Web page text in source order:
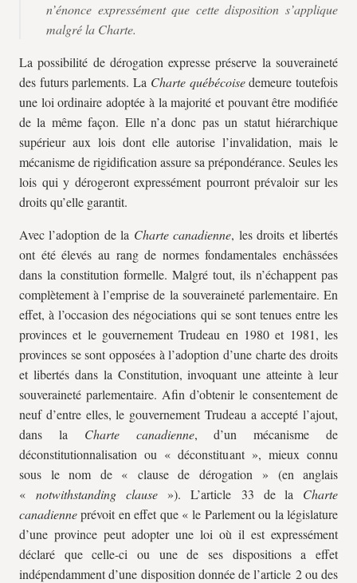
n’énonce expressément que cette disposition s’applique
malgré la Charte.
La possibilité de dérogation expresse préserve la souveraineté
des futurs parlements. La Charte québécoisedemeure toutefois
une loi ordinaire adoptée à la majorité et pouvant être modifiée
de la même façon. Elle n’a donc pas un statut hiérarchique
supérieur aux lois dont elle autorise l’invalidation, mais le
mécanisme de rigidification assure sa prépondérance. Seules les
lois qui y dérogeront expressément pourront prévaloir sur les
droits qu’elle garantit.
Avec l’adoption de la Charte canadienne, les droits et libertés
ont été élevés au rang de normes fondamentales enchâssées
dans la constitution formelle. Malgré tout, ils n’échappent pas
complètement à l’emprise de la souveraineté parlementaire. En
effet, à l’occasion des négociations qui se sont tenues entre les
provinces et le gouvernement Trudeau en 1980 et 1981, les
provinces se sont opposées à l’adoption d’une charte des droits
et libertés dans la Constitution, invoquant une atteinte à leur
souveraineté parlementaire. Afin d’obtenir le consentement de
neuf d’entre elles, le gouvernement Trudeau a accepté l’ajout,
dans la Charte canadienne, d’un mécanisme de
déconstitutionnalisation ou « déconstituant », mieux connu
sous le nom de « clause de dérogation » (en anglais
« notwithstanding clause»). L’article 33 de la Charte
canadienneprévoit en effet que « le Parlement ou la législature
d’une province peut adopter une loi où il est expressément
déclaré que celle-ci ou une de ses dispositions a effet
indépendamment d’une disposition donnée de l’article 2 ou des